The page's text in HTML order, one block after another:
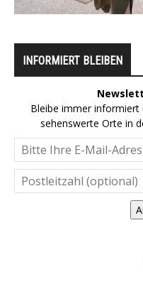
INFORMIERT BLEIBEN
Bleibe immer informiert
sehenswerte Orte in